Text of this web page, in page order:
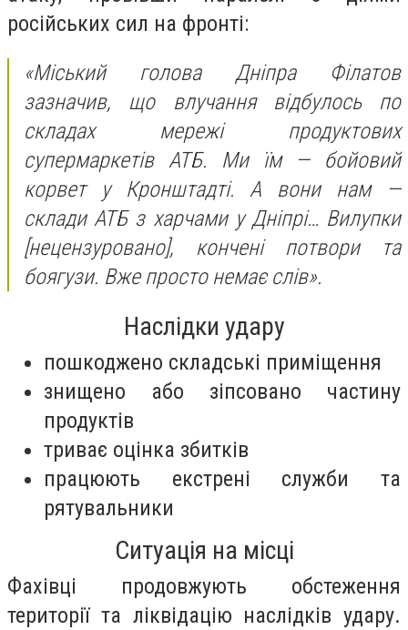
російських сил на фронті:
«Міський голова Дніпра Філатов
зазначив, що влучання відбулось по
складах мережі продуктових
супермаркетів АТБ. Ми їм — бойовий
корвет у Кронштадті. А вони нам —
склади АТБ з харчами у Дніпрі… Вилупки
[нецензуровано], кончені потвори та
боягузи. Вже просто немає слів».
Наслідки удару
пошкоджено складські приміщення
знищено або зіпсовано частину
продуктів
триває оцінка збитків
працюють екстрені служби та
рятувальники
Ситуація на місці
Фахівці продовжують обстеження
території та ліквідацію наслідків удару.